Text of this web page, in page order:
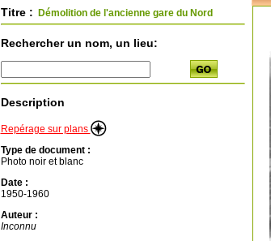
Titre : Démolition de l'ancienne gare du Nord
Rechercher un nom, un lieu:
Description
Repérage sur plans
Type de document :
Photo noir et blanc
Date :
1950-1960
Auteur :
Inconnu